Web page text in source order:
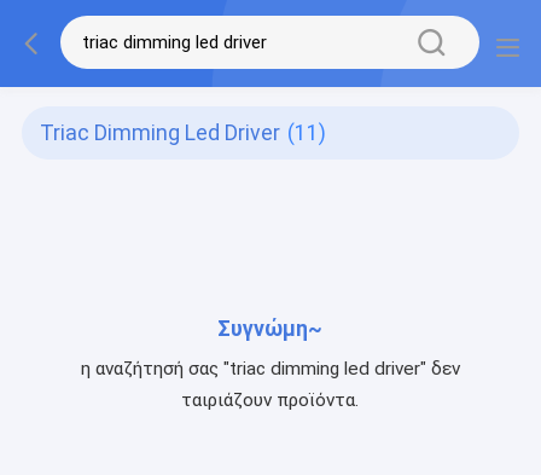
Triac Dimming Led Driver (11)
Συγνώμη~
η αναζήτησή σας "triac dimming led driver" δεν
ταιριάζουν προϊόντα.